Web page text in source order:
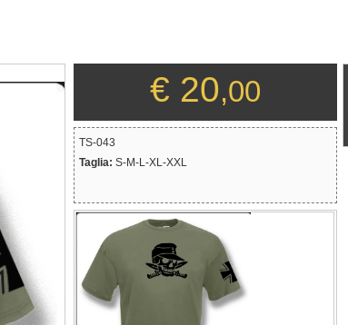
€ 20,00
TS-043
Taglia: S-M-L-XL-XXL